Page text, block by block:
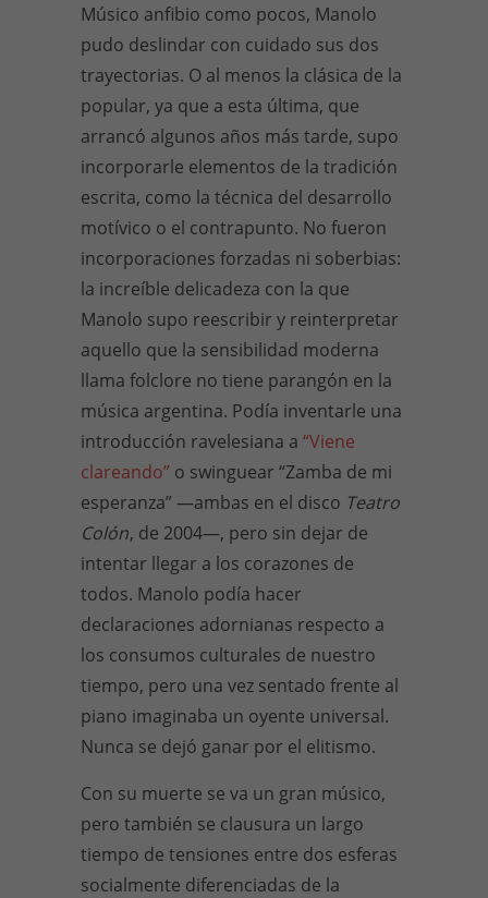
Músico anfibio como pocos, Manolo
pudo deslindar con cuidado sus dos
trayectorias. O al menos la clásica de la
popular, ya que a esta última, que
arrancó algunos años más tarde, supo
incorporarle elementos de la tradición
escrita, como la técnica del desarrollo
motívico o el contrapunto. No fueron
incorporaciones forzadas ni soberbias:
la increíble delicadeza con la que
Manolo supo reescribir y reinterpretar
aquello que la sensibilidad moderna
llama folclore no tiene parangón en la
música argentina. Podía inventarle una
introducción ravelesiana a “Viene
clareando” o swinguear “Zamba de mi
esperanza” —ambas en el disco Teatro
Colón, de 2004—, pero sin dejar de
intentar llegar a los corazones de
todos. Manolo podía hacer
declaraciones adornianas respecto a
los consumos culturales de nuestro
tiempo, pero una vez sentado frente al
piano imaginaba un oyente universal.
Nunca se dejó ganar por el elitismo.
Con su muerte se va un gran músico,
pero también se clausura un largo
tiempo de tensiones entre dos esferas
socialmente diferenciadas de la